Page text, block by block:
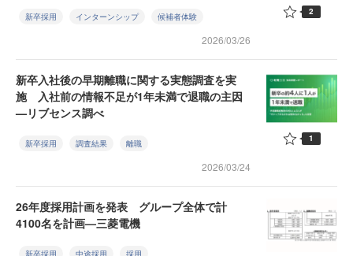
新卒採用 インターンシップ 候補者体験
2026/03/26
2
新卒入社後の早期離職に関する実態調査を実
施 入社前の情報不足が1年未満で退職の主因
—リブセンス調べ
新卒採用 調査結果 離職
2026/03/24
1
26年度採用計画を発表 グループ全体で計
4100名を計画—三菱電機
新卒採用 中途採用 採用